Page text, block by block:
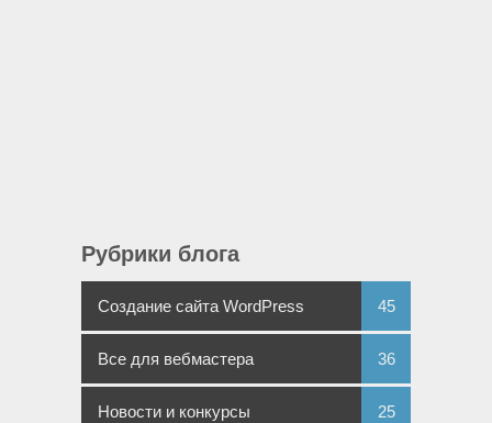
Рубрики блога
Создание сайта WordPress 45
Все для вебмастера 36
Новости и конкурсы 25